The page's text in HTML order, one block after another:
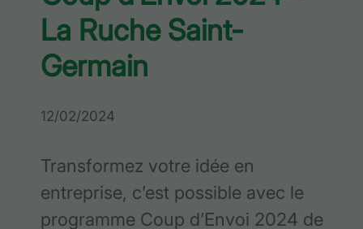
La Ruche Saint-
Germain
12/02/2024
Transformez votre idée en
entreprise, c’est possible avec le
programme Coup d’Envoi 2024 de